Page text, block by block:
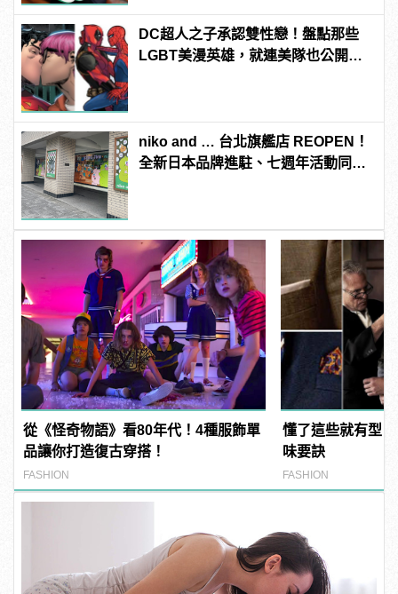
DC超人之子承認雙性戀！盤點那些
LGBT美漫英雄，就連美隊也公開出
niko and … 台北旗艦店 REOPEN！
全新日本品牌進駐、七週年活動同步
從《怪奇物語》看80年代！4種服飾單
品讓你打造復古穿搭！
FASHION
懂了這些就有型
味要訣
FASHION